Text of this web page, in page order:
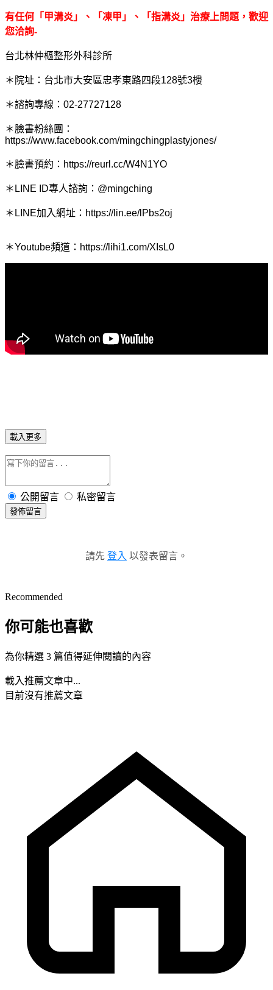
有任何 「 甲溝炎 」、「凍甲」、「指溝炎」治療上問題，歡迎
您洽詢-
台北林仲樞整形外科診所
＊院址：台北市大安區忠孝東路四段128號3樓
＊諮詢專線：02-27727128
＊臉書粉絲團：
https://www.facebook.com/mingchingplastyjones/
＊臉書預約：https://reurl.cc/W4N1YO
＊LINE ID專人諮詢：@mingching
＊LINE加入網址：https://lin.ee/lPbs2oj
＊Youtube頻道：https://lihi1.com/XIsL0
載入更多
公開留言 私密留言
發佈留言
請先 登入 以發表留言。
Recommended
你可能也喜歡
為你精選 3 篇值得延伸閱讀的內容
載入推薦文章中...
目前沒有推薦文章